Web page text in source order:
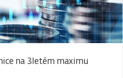
na 3letém maximu